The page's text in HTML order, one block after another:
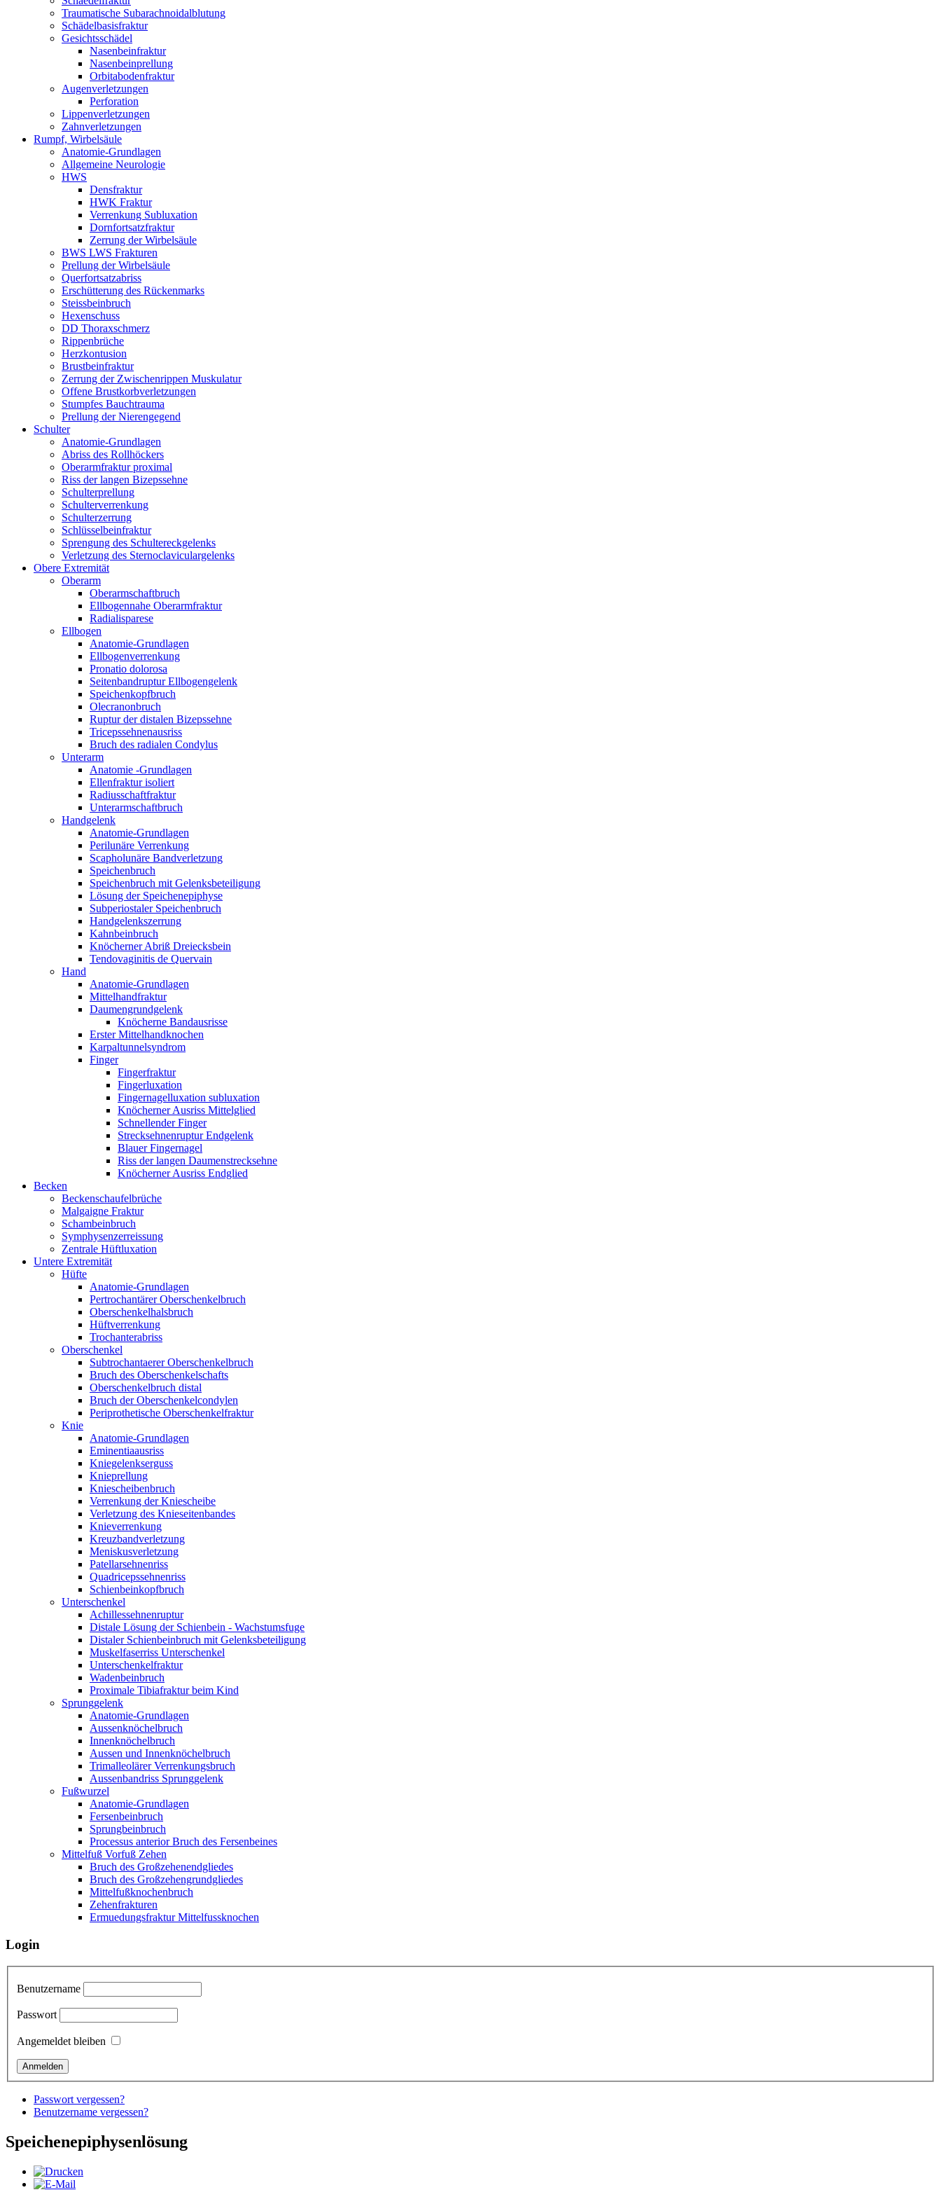
Traumatische Subarachnoidalblutung
Schädelbasisfraktur
Gesichtsschädel
Nasenbeinfraktur
Nasenbeinprellung
Orbitabodenfraktur
Augenverletzungen
Perforation
Lippenverletzungen
Zahnverletzungen
Rumpf, Wirbelsäule
Anatomie-Grundlagen
Allgemeine Neurologie
HWS
Densfraktur
HWK Fraktur
Verrenkung Subluxation
Dornfortsatzfraktur
Zerrung der Wirbelsäule
BWS LWS Frakturen
Prellung der Wirbelsäule
Querfortsatzabriss
Erschütterung des Rückenmarks
Steissbeinbruch
Hexenschuss
DD Thoraxschmerz
Rippenbrüche
Herzkontusion
Brustbeinfraktur
Zerrung der Zwischenrippen Muskulatur
Offene Brustkorbverletzungen
Stumpfes Bauchtrauma
Prellung der Nierengegend
Schulter
Anatomie-Grundlagen
Abriss des Rollhöckers
Oberarmfraktur proximal
Riss der langen Bizepssehne
Schulterprellung
Schulterverrenkung
Schulterzerrung
Schlüsselbeinfraktur
Sprengung des Schultereckgelenks
Verletzung des Sternoclaviculargelenks
Obere Extremität
Oberarm
Oberarmschaftbruch
Ellbogennahe Oberarmfraktur
Radialisparese
Ellbogen
Anatomie-Grundlagen
Ellbogenverrenkung
Pronatio dolorosa
Seitenbandruptur Ellbogengelenk
Speichenkopfbruch
Olecranonbruch
Ruptur der distalen Bizepssehne
Tricepssehnenausriss
Bruch des radialen Condylus
Unterarm
Anatomie -Grundlagen
Ellenfraktur isoliert
Radiusschaftfraktur
Unterarmschaftbruch
Handgelenk
Anatomie-Grundlagen
Perilunäre Verrenkung
Scapholunäre Bandverletzung
Speichenbruch
Speichenbruch mit Gelenksbeteiligung
Lösung der Speichenepiphyse
Subperiostaler Speichenbruch
Handgelenkszerrung
Kahnbeinbruch
Knöcherner Abriß Dreiecksbein
Tendovaginitis de Quervain
Hand
Anatomie-Grundlagen
Mittelhandfraktur
Daumengrundgelenk
Knöcherne Bandausrisse
Erster Mittelhandknochen
Karpaltunnelsyndrom
Finger
Fingerfraktur
Fingerluxation
Fingernagelluxation subluxation
Knöcherner Ausriss Mittelglied
Schnellender Finger
Strecksehnenruptur Endgelenk
Blauer Fingernagel
Riss der langen Daumenstrecksehne
Knöcherner Ausriss Endglied
Becken
Beckenschaufelbrüche
Malgaigne Fraktur
Schambeinbruch
Symphysenzerreissung
Zentrale Hüftluxation
Untere Extremität
Hüfte
Anatomie-Grundlagen
Pertrochantärer Oberschenkelbruch
Oberschenkelhalsbruch
Hüftverrenkung
Trochanterabriss
Oberschenkel
Subtrochantaerer Oberschenkelbruch
Bruch des Oberschenkelschafts
Oberschenkelbruch distal
Bruch der Oberschenkelcondylen
Periprothetische Oberschenkelfraktur
Knie
Anatomie-Grundlagen
Eminentiaausriss
Kniegelenkserguss
Knieprellung
Kniescheibenbruch
Verrenkung der Kniescheibe
Verletzung des Knieseitenbandes
Knieverrenkung
Kreuzbandverletzung
Meniskusverletzung
Patellarsehnenriss
Quadricepssehnenriss
Schienbeinkopfbruch
Unterschenkel
Achillessehnenruptur
Distale Lösung der Schienbein - Wachstumsfuge
Distaler Schienbeinbruch mit Gelenksbeteiligung
Muskelfaserriss Unterschenkel
Unterschenkelfraktur
Wadenbeinbruch
Proximale Tibiafraktur beim Kind
Sprunggelenk
Anatomie-Grundlagen
Aussenknöchelbruch
Innenknöchelbruch
Aussen und Innenknöchelbruch
Trimalleolärer Verrenkungsbruch
Aussenbandriss Sprunggelenk
Fußwurzel
Anatomie-Grundlagen
Fersenbeinbruch
Sprungbeinbruch
Processus anterior Bruch des Fersenbeines
Mittelfuß Vorfuß Zehen
Bruch des Großzehenendgliedes
Bruch des Großzehengrundgliedes
Mittelfußknochenbruch
Zehenfrakturen
Ermuedungsfraktur Mittelfussknochen
Login
Benutzername
Passwort
Angemeldet bleiben
Passwort vergessen?
Benutzername vergessen?
Speichenepiphysenlösung